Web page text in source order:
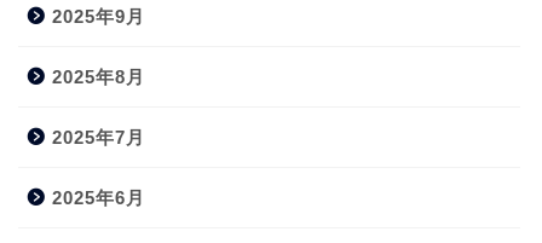
2025年9月
2025年8月
2025年7月
2025年6月